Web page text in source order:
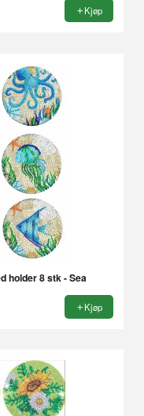
Kjøp
holder 8 stk - Sea
Kjøp